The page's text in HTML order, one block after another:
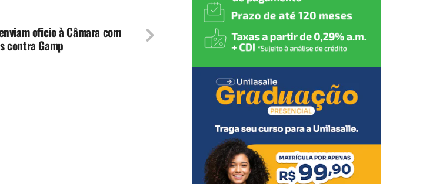
oficio à Câmara com
contra Gamp